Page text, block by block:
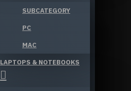
SUBCATEGORY
PC
MAC
LAPTOPS & NOTEBOOKS